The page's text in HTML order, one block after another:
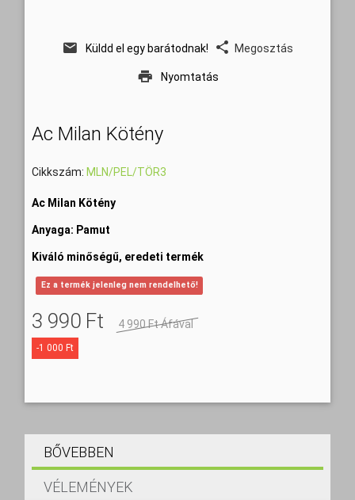
Küldd el egy barátodnak! Megosztás
Nyomtatás
Ac Milan Kötény
Cikkszám: MLN/PEL/TÖR3
Ac Milan Kötény
Anyaga: Pamut
Kiváló minőségű, eredeti termék
Ez a termék jelenleg nem rendelhető!
3 990 Ft‎ 4 990 Ft‎ Áfával
-1 000 Ft‎
BŐVEBBEN
VÉLEMÉNYEK